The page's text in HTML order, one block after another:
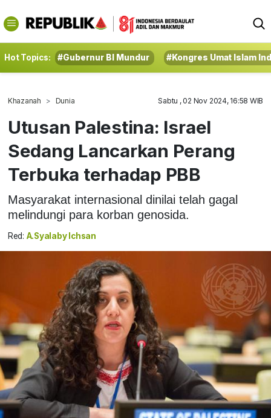
Hot Topics: #Gubernur BI Mundur #Kongres Umat Islam
Khazanah Dunia Sabtu , 02 Nov 2024, 16:58 WIB
Utusan Palestina: Israel
Sedang Lancarkan Perang
Terbuka terhadap PBB
Masyarakat internasional dinilai telah gagal
melindungi para korban genosida.
Red: A.Syalaby Ichsan